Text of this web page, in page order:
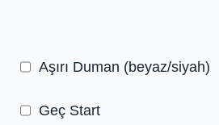
Aşırı Duman (beyaz/siyah)
Geç Start